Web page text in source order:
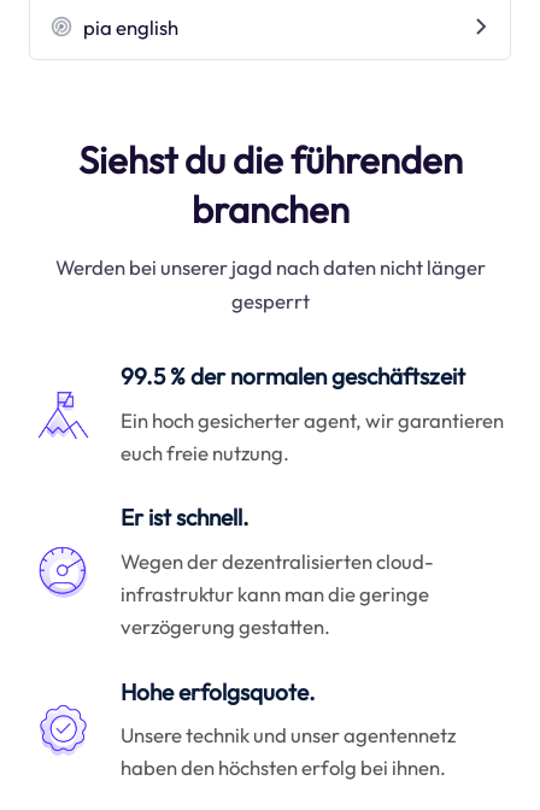
pia english
Siehst du die führenden
branchen
Werden bei unserer jagd nach daten nicht länger
gesperrt
99.5 % der normalen geschäftszeit
Ein hoch gesicherter agent, wir garantieren
euch freie nutzung.
Er ist schnell.
Wegen der dezentralisierten cloud-
infrastruktur kann man die geringe
verzögerung gestatten.
Hohe erfolgsquote.
Unsere technik und unser agentennetz
haben den höchsten erfolg bei ihnen.